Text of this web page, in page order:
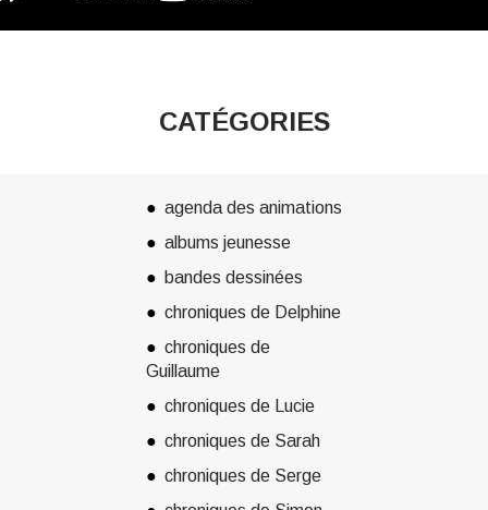
CATÉGORIES
agenda des animations
albums jeunesse
bandes dessinées
chroniques de Delphine
chroniques de
Guillaume
chroniques de Lucie
chroniques de Sarah
chroniques de Serge